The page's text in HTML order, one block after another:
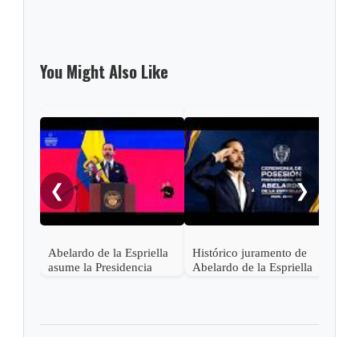
You Might Also Like
❮
Abelardo de la Espriella
asume la Presidencia
Histórico juramento de
Abelardo de la Espriella
❯